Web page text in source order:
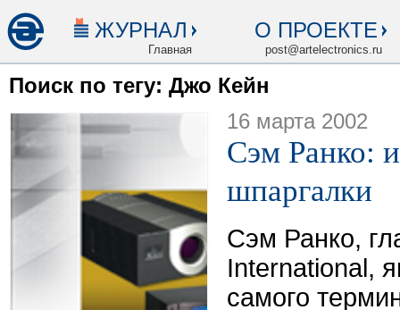
ЖУРНАЛ
Главная
О ПРОЕКТЕ
post@artelectronics.ru
Поиск по тегу: Джо Кейн
16 марта 2002
Сэм Ранко:
шпаргалки
Сэм Ранко,
International,
самого